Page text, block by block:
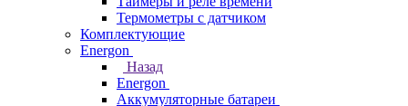
Термометры c датчиком
Комплектующие
Energon
Назад
Energon
Аккумуляторные батареи